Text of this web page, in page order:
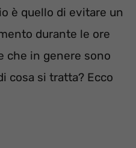
è quello di evitare un
durante le ore
che in genere sono
cosa si tratta? Ecco